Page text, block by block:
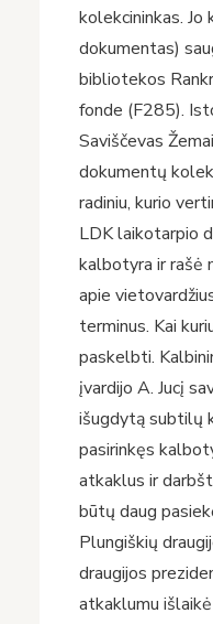
kolekcininkas. Jo
dokumentas)
bibliotekos
fonde (F285).
Saviščevas
dokumentų
radiniu, kurio
LDK laikotarpio
kalbotyra ir rašė
apie
terminus. Kai
paskelbti.
įvardijo A. Jucį
išugdytą subtilų
pasirinkęs
atkaklus ir
būtų daug
Plungiškių
draugijos
atkaklumu